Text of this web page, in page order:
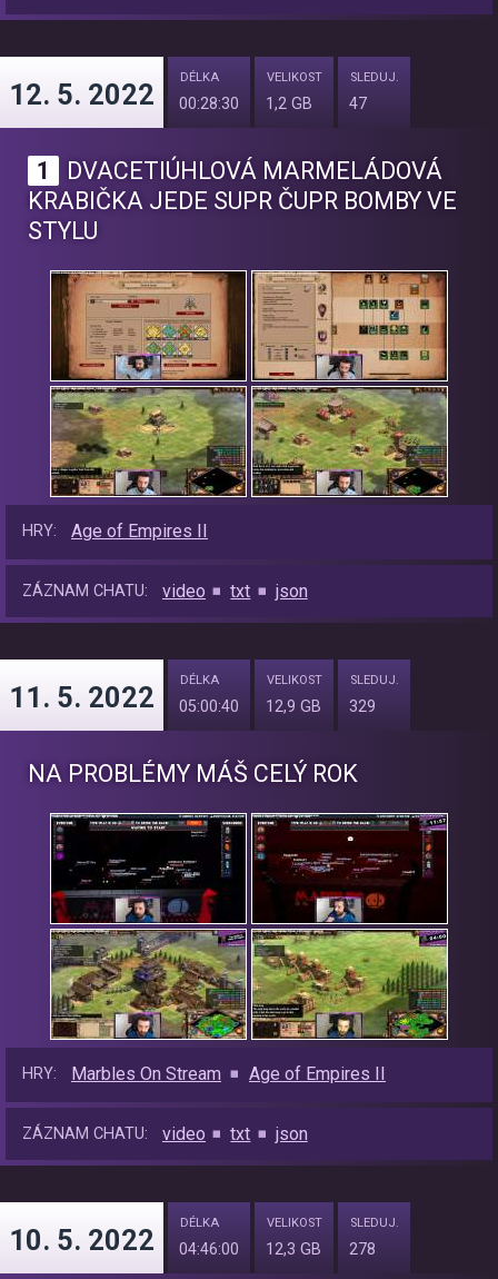
12. 5. 2022
DÉLKA
00:28:30
VELIKOST
1,2 GB
SLEDUJ.
47
1
DVACETIÚHLOVÁ MARMELÁDOVÁ
KRABIČKA JEDE SUPR ČUPR BOMBY VE
STYLU
HRY: Age of Empires II
ZÁZNAM CHATU: video txt json
11. 5. 2022
DÉLKA
05:00:40
VELIKOST
12,9 GB
SLEDUJ.
329
NA PROBLÉMY MÁŠ CELÝ ROK
HRY: Marbles On Stream Age of Empires II
ZÁZNAM CHATU: video txt json
10. 5. 2022
DÉLKA
04:46:00
VELIKOST
12,3 GB
SLEDUJ.
278